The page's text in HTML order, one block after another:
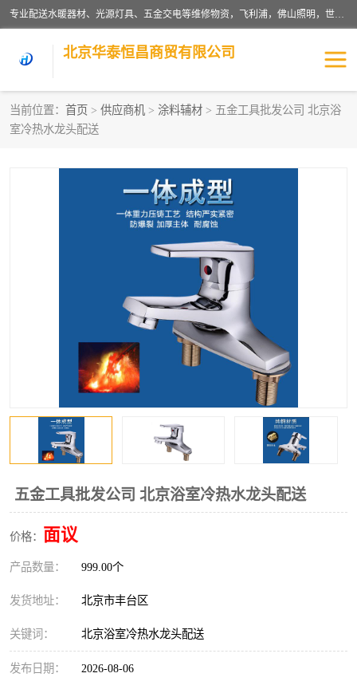
专业配送水暖器材、光源灯具、五金交电等维修物资，飞利浦，佛山照明，世达，博世，九牧，特陶等各产品涉及国内外知名品牌。公司专注与物业、学校、酒店、工厂等单位合作，提供一站式配送服务，降低客户综合成本。依托电子商务改变传统模式，以专业的团队为客户提供24H物资配送到达，货到月结、统一开票，便捷退换等服务，提高了企业的运营效率。
北京华泰恒昌商贸有限公司
当前位置： 首页 > 供应商机 > 涂料辅材 > 五金工具批发公司 北京浴
室冷热水龙头配送
五金工具批发公司 北京浴室冷热水龙头配送
价格： 面议
产品数量： 999.00个
发货地址： 北京市丰台区
关键词： 北京浴室冷热水龙头配送
发布日期： 2026-08-06
水暖阀门
涂料辅材